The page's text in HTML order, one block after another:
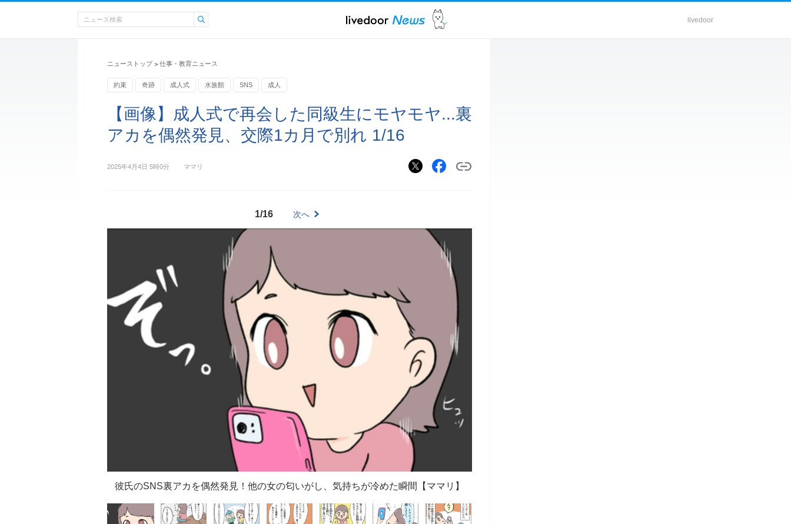
livedoor
ニューストップ > 仕事・教育ニュース
約束 奇跡 成人式 水族館 SNS 成人
【画像】成人式で再会した同級生にモヤモヤ...裏
アカを偶然発見、交際1カ月で別れ 1/16
2025年4月4日 5時0分 ママリ
1/16 次へ
彼氏のSNS裏アカを偶然発見！他の女の匂いがし、気持ちが冷めた瞬間【ママリ】